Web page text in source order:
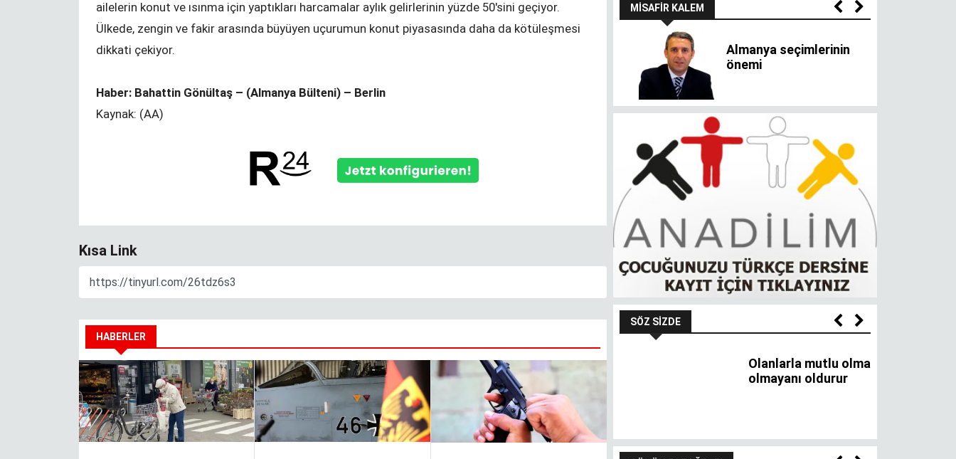
ailelerin konut ve ısınma için yaptıkları harcamalar aylık gelirlerinin yüzde 50'sini geçiyor.
Ülkede, zengin ve fakir arasında büyüyen uçurumun konut piyasasında daha da kötüleşmesi
dikkati çekiyor.
Haber: Bahattin Gönültaş – (Almanya Bülteni) – Berlin
Kaynak: (AA)
Kısa Link
HABERLER
SÖZ SIZDE
Hiçbir şey
Bendeki ben
Olanlarla mutlu olmak,
Yapraklar terkedince